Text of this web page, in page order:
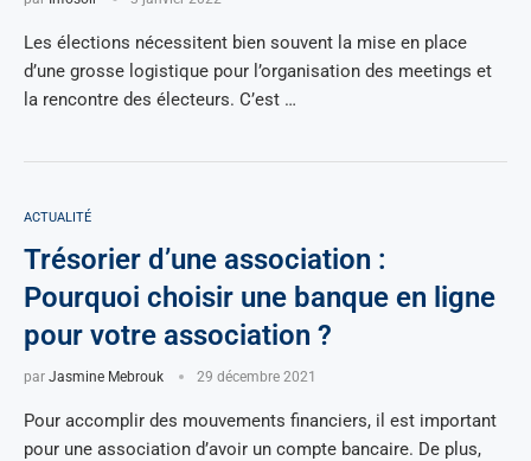
Les élections nécessitent bien souvent la mise en place
d’une grosse logistique pour l’organisation des meetings et
la rencontre des électeurs. C’est …
ACTUALITÉ
Trésorier d’une association :
Pourquoi choisir une banque en ligne
pour votre association ?
par Jasmine Mebrouk 29 décembre 2021
Pour accomplir des mouvements financiers, il est important
pour une association d’avoir un compte bancaire. De plus,